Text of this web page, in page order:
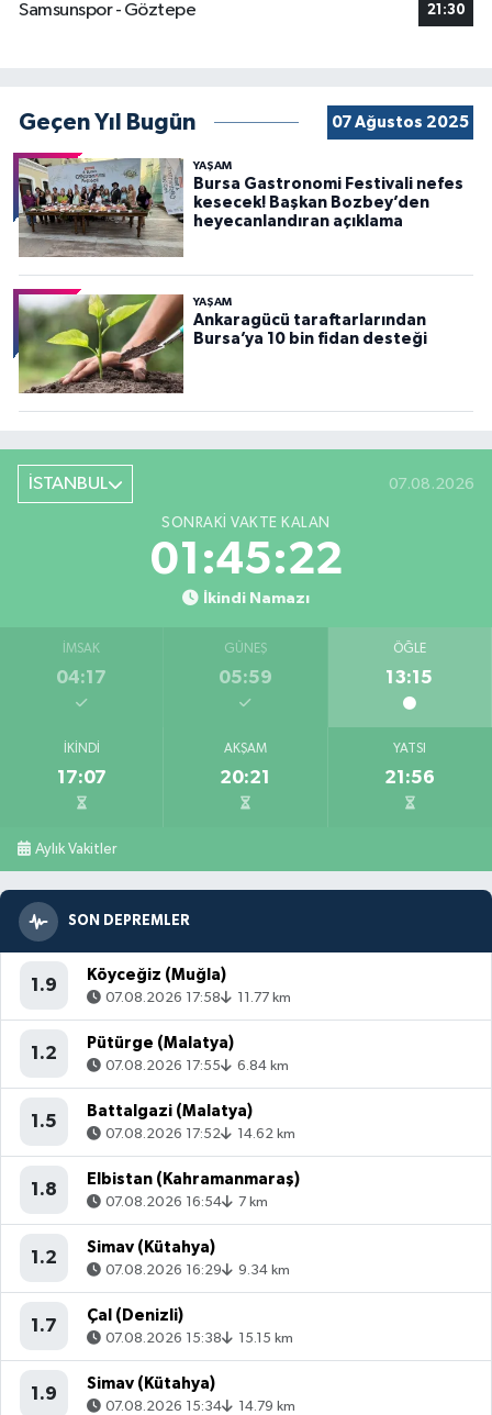
Samsunspor - Göztepe
21:30
Geçen Yıl Bugün 07 Ağustos 2025
YAŞAM
Bursa Gastronomi Festivali nefes
kesecek! Başkan Bozbey’den
heyecanlandıran açıklama
YAŞAM
Ankaragücü taraftarlarından
Bursa’ya 10 bin fidan desteği
İSTANBUL 07.08.2026
SONRAKI VAKTE KALAN
01:45:20
İkindi Namazı
İMSAK
04:17
GÜNEŞ
05:59
ÖĞLE
13:15
İKINDI
17:07
AKŞAM
20:21
YATSI
21:56
Aylık Vakitler
SON DEPREMLER
1.9
Köyceğiz (Muğla)
07.08.2026 17:58 11.77 km
1.2
Pütürge (Malatya)
07.08.2026 17:55 6.84 km
1.5
Battalgazi (Malatya)
07.08.2026 17:52 14.62 km
1.8
Elbistan (Kahramanmaraş)
07.08.2026 16:54 7 km
1.2
Simav (Kütahya)
07.08.2026 16:29 9.34 km
1.7
Çal (Denizli)
07.08.2026 15:38 15.15 km
1.9
Simav (Kütahya)
07.08.2026 15:34 14.79 km